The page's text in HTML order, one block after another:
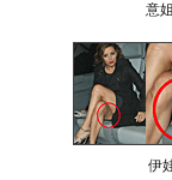
意
伊